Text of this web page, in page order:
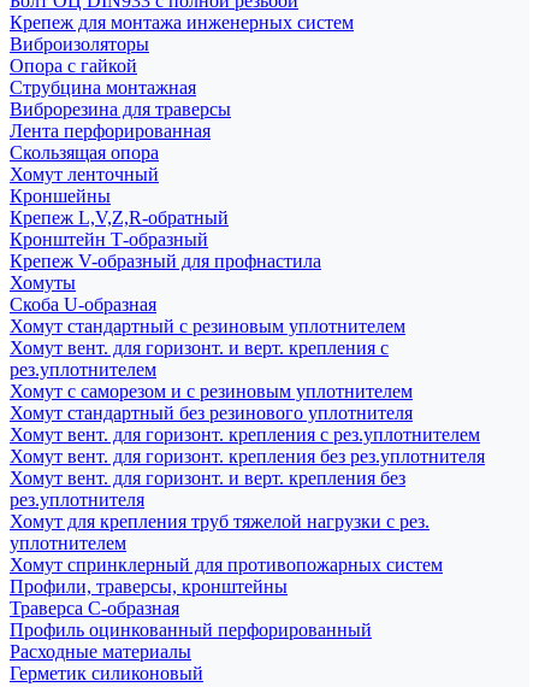
Крепеж для монтажа инженерных систем
Виброизоляторы
Опора с гайкой
Струбцина монтажная
Виброрезина для траверсы
Лента перфорированная
Скользящая опора
Хомут ленточный
Кроншейны
Крепеж L,V,Z,R-обратный
Кронштейн Т-образный
Крепеж V-образный для профнастила
Хомуты
Скоба U-образная
Хомут стандартный с резиновым уплотнителем
Хомут вент. для горизонт. и верт. крепления с
рез.уплотнителем
Хомут с саморезом и с резиновым уплотнителем
Хомут стандартный без резинового уплотнителя
Хомут вент. для горизонт. крепления с рез.уплотнителем
Хомут вент. для горизонт. крепления без рез.уплотнителя
Хомут вент. для горизонт. и верт. крепления без
рез.уплотнителя
Хомут для крепления труб тяжелой нагрузки с рез.
уплотнителем
Хомут спринклерный для противопожарных систем
Профили, траверсы, кронштейны
Траверса С-образная
Профиль оцинкованный перфорированный
Расходные материалы
Герметик силиконовый